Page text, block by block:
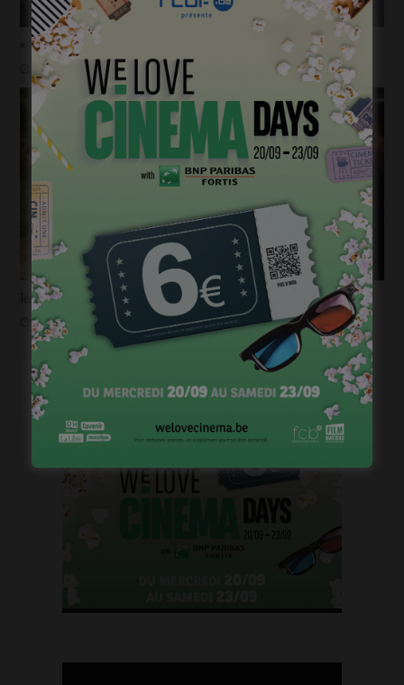
« Temps mort », permis de vivre
janvier 18, 2023
1ère image pour « Un silence » de Joachim Lafosse
janvier 12, 2023